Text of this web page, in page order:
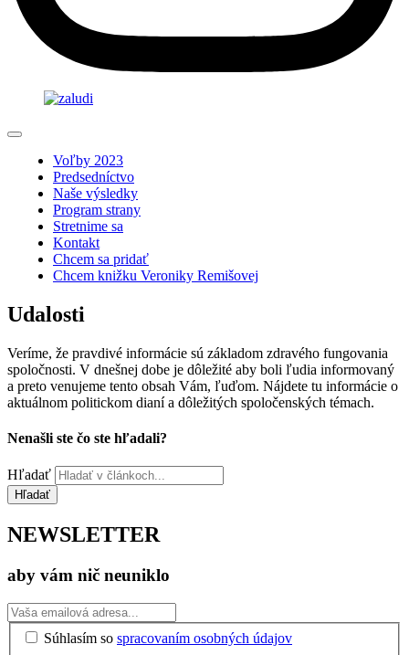
Voľby 2023
Predsedníctvo
Naše výsledky
Program strany
Stretnime sa
Kontakt
Chcem sa pridať
Chcem knižku Veroniky Remišovej
Udalosti
Veríme, že pravdivé informácie sú základom zdravého fungovania
spoločnosti. V dnešnej dobe je dôležité aby boli ľudia informovaný
a preto venujeme tento obsah Vám, ľuďom. Nájdete tu informácie o
aktuálnom politickom dianí a dôležitých spoločenských témach.
Nenašli ste čo ste hľadali?
Hľadať
Hľadať
NEWSLETTER
aby vám nič neuniklo
Súhlasím so spracovaním osobných údajov